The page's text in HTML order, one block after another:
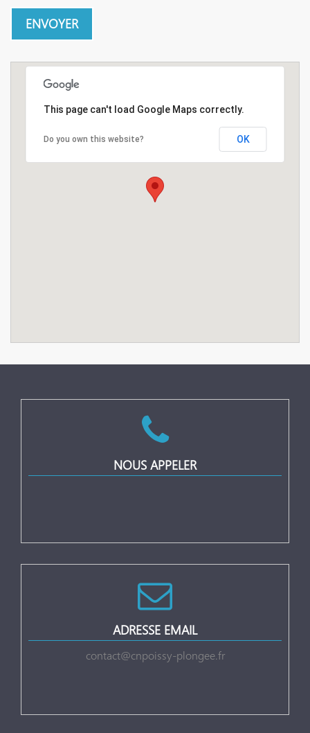
ENVOYER
This page can't load Google Maps correctly.
Do you own this website? OK
NOUS APPELER
ADRESSE EMAIL
contact@cnpoissy-plongee.fr